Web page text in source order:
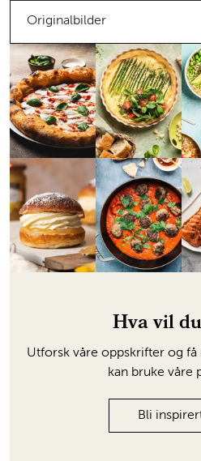
Originalbilder
Hva vil
Utforsk våre oppskrifter og
kan bruke våre
Bli